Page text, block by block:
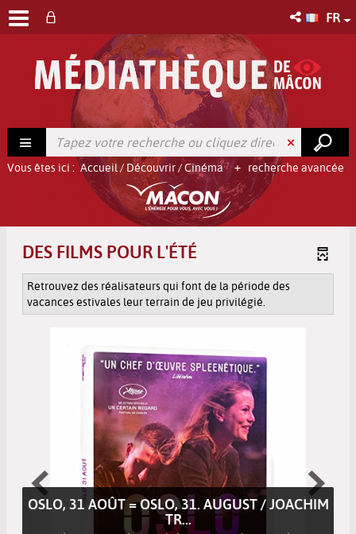
FR
recherche avancée
Vous êtes ici : Accueil/ Découvrir/Cinéma
DES FILMS POUR L'ÉTÉ
Retrouvez des réalisateurs qui font de la période des
vacances estivales leur terrain de jeu privilégié.
OSLO, 31 AOÛT = OSLO, 31. AUGUST / JOACHIM
TR...